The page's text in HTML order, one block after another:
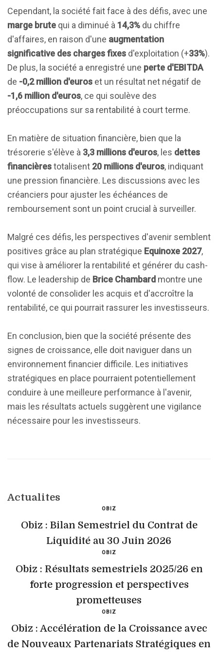
Cependant, la société fait face à des défis, avec une
marge brute qui a diminué à 14,3% du chiffre
d'affaires, en raison d'une augmentation
significative des charges fixes d'exploitation (+33%).
De plus, la société a enregistré une perte d'EBITDA
de -0,2 million d'euros et un résultat net négatif de
-1,6 million d'euros, ce qui soulève des
préoccupations sur sa rentabilité à court terme.
En matière de situation financière, bien que la
trésorerie s'élève à 3,3 millions d'euros, les dettes
financièrestotalisent 20 millions d'euros, indiquant
une pression financière. Les discussions avec les
créanciers pour ajuster les échéances de
remboursement sont un point crucial à surveiller.
Malgré ces défis, les perspectives d'avenir semblent
positives grâce au plan stratégique Equinoxe 2027,
qui vise à améliorer la rentabilité et générer du cash-
flow. Le leadership de Brice Chambard montre une
volonté de consolider les acquis et d'accroître la
rentabilité, ce qui pourrait rassurer les investisseurs.
En conclusion, bien que la société présente des
signes de croissance, elle doit naviguer dans un
environnement financier difficile. Les initiatives
stratégiques en place pourraient potentiellement
conduire à une meilleure performance à l'avenir,
mais les résultats actuels suggèrent une vigilance
nécessaire pour les investisseurs.
Actualites
OBIZ
Obiz : Bilan Semestriel du Contrat de
Liquidité au 30 Juin 2026
OBIZ
Obiz : Résultats semestriels 2025/26 en
forte progression et perspectives
prometteuses
OBIZ
Obiz : Accélération de la Croissance avec
de Nouveaux Partenariats Stratégiques en